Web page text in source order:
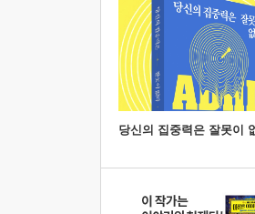
당신의 집중력은 잘못이